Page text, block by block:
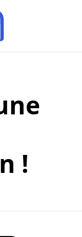
!